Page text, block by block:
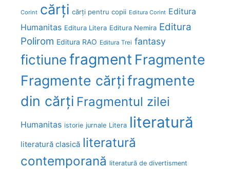
Corint cărți cărți pentru copii Editura Corint Editura
Humanitas Editura Litera Editura Nemira Editura
Polirom Editura RAO Editura Trei fantasy
fictiunefragment Fragmente
Fragmente cărțifragmente
din cărți Fragmentul zilei
Humanitas istorie jurnale Litera literatură
literatură clasică literatură
contemporană literatură de divertisment